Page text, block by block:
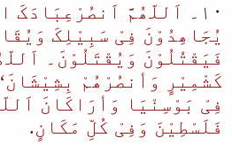
۱۰۔
اَللّھُمَّ اَنصُرْعِبَادَکَ
یُجَاھِدُوْنَ فِیْ سَبِیْلِکَ
فَیَقْتُلُوْنَ وَیُقْتَلُوْنَ۔
کَشْمِیْرٍ وَأنصُرْھُمْ
فِیْ بَوْسِنْیَا وَأرَاکَانَ
فَلَسْطِیْنَ وَفِیْ کُلِّ مَکَانٍ.